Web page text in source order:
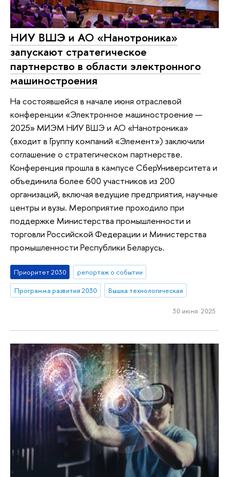
НИУ ВШЭ и АО «Нанотроника»
запускают стратегическое
партнерство в области электронного
машиностроения
На состоявшейся в начале июня отраслевой
конференции «Электронное машиностроение —
2025» МИЭМ НИУ ВШЭ и АО «Нанотроника»
(входит в Группу компаний «Элемент») заключили
соглашение о стратегическом партнерстве.
Конференция прошла в кампусе СберУниверситета и
объединила более 600 участников из 200
организаций, включая ведущие предприятия, научные
центры и вузы. Мероприятие проходило при
поддержке Министерства промышленности и
торговли Российской Федерации и Министерства
промышленности Республики Беларусь.
Приоритет 2030
репортаж о событии
Программа развития 2030
Вышка технологическая
30 июня 2025